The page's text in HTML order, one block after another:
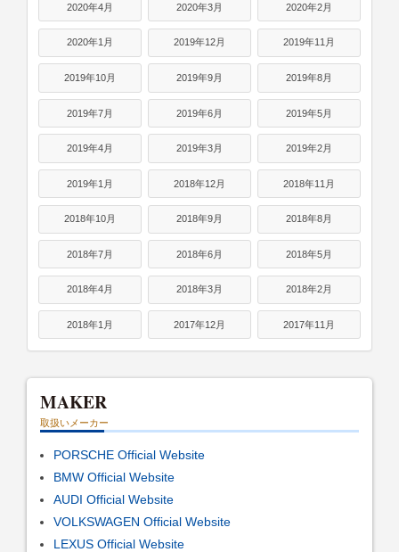
2020年4月 2020年3月 2020年2月
2020年1月 2019年12月 2019年11月
2019年10月 2019年9月 2019年8月
2019年7月 2019年6月 2019年5月
2019年4月 2019年3月 2019年2月
2019年1月 2018年12月 2018年11月
2018年10月 2018年9月 2018年8月
2018年7月 2018年6月 2018年5月
2018年4月 2018年3月 2018年2月
2018年1月 2017年12月 2017年11月
MAKER
取扱いメーカー
PORSCHE Official Website
BMW Official Website
AUDI Official Website
VOLKSWAGEN Official Website
LEXUS Official Website